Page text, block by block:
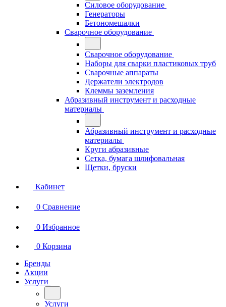
Силовое оборудование
Генераторы
Бетономешалки
Сварочное оборудование
Сварочное оборудование
Наборы для сварки пластиковых труб
Сварочные аппараты
Держатели электродов
Клеммы заземления
Абразивный инструмент и расходные
материалы
Абразивный инструмент и расходные
материалы
Круги абразивные
Сетка, бумага шлифовальная
Щетки, бруски
Кабинет
0 Сравнение
0 Избранное
0 Корзина
Бренды
Акции
Услуги
Услуги